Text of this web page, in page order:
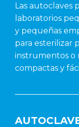
Las autoclaves
laboratorios
y pequeñas
para esterilizar
instrumentos o
compactas y